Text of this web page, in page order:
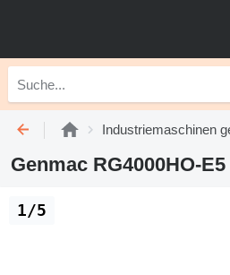
Industriemaschinen
Genmac RG4000HO-
1/5